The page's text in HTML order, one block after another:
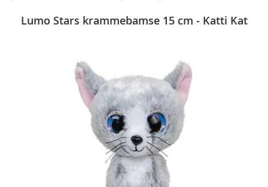
Lumo Stars krammebamse 15 cm - Katti Kat